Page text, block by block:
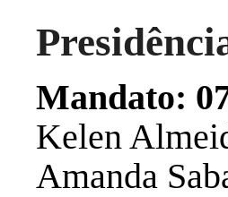
Mandato:
Kelen
Amanda